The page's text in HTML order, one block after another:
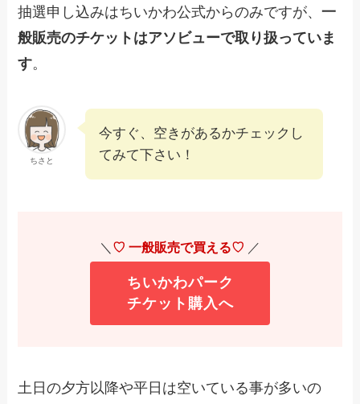
抽選申し込みはちいかわ公式からのみですが、一
般販売のチケットはアソビューで取り扱っていま
す。
ちさと
今すぐ、空きがあるかチェックし
てみて下さい！
＼ ♡ 一般販売で買える♡ ／
ちいかわパーク
チケット購入へ
土日の夕方以降や平日は空いている事が多いの